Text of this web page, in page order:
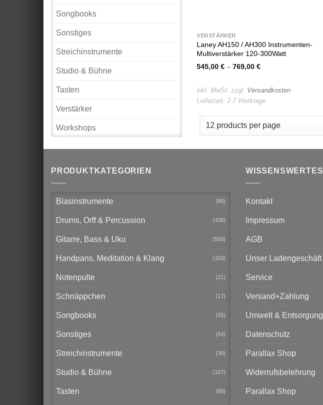
Songbooks
Sonstiges
Streichinstrumente
Studio & Bühne
Tasten
Verstärker
Workshops
VERSTÄRKER
Laney AH150 / AH300 Instrumenten-
Multiverstärker 120-300Watt
545,00€ –769,00€
inkl. MwSt. zzgl. Versandkosten
Lieferzeit:2-7 Werktage
PRODUKTKATEGORIEN
Blasinstrumente (80)
Drums, Orff & Percussion (438)
Gitarre, Bass & Uku (558)
Handpans, Meditation & Klang (103)
Notenpulte (21)
Schnäppchen (17)
Songbooks (55)
Sonstiges (54)
Streichinstrumente (30)
Studio & Bühne (107)
Tasten (89)
WISSENSWERTES
Kontakt
Impressum
AGB
Unser Ladengeschäft
Service
Versand+Zahlung
Umwelt & Entsorgung
Datenschutz
Parallax Shop
Widerrufsbelehrung
Parallax Shop